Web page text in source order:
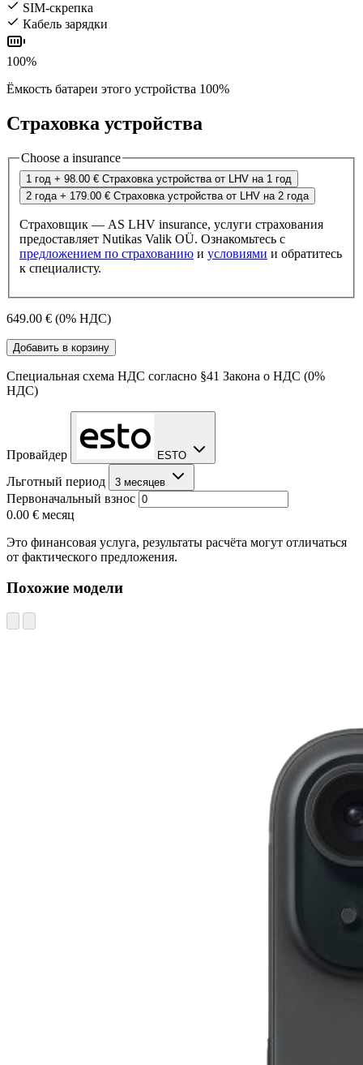
SIM-скрепка
Кабель зарядки
100%
Ёмкость батареи этого устройства 100%
Страховка устройства
Choose a insurance
1 год + 98.00 € Страховка устройства от LHV на 1 год
2 года + 179.00 € Страховка устройства от LHV на 2 года
Страховщик — AS LHV insurance, услуги страхования
предоставляет Nutikas Valik OÜ. Ознакомьтесь с
предложением по страхованию и условиями и обратитесь
к специалисту.
649.00 € (0% НДС)
Добавить в корзину
Специальная схема НДС согласно §41 Закона о НДС (0%
НДС)
Провайдер ESTO
Льготный период 3 месяцев
Первоначальный взнос
0.00 € месяц
Это финансовая услуга, результаты расчёта могут отличаться
от фактического предложения.
Похожие модели